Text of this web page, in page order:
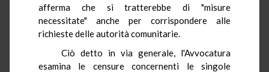
afferma che si tratterebbe di "misure
necessitate" anche per corrispondere alle
richieste delle autorità comunitarie.
Ciò detto in via generale, l'Avvocatura
esamina le censure concernenti le singole